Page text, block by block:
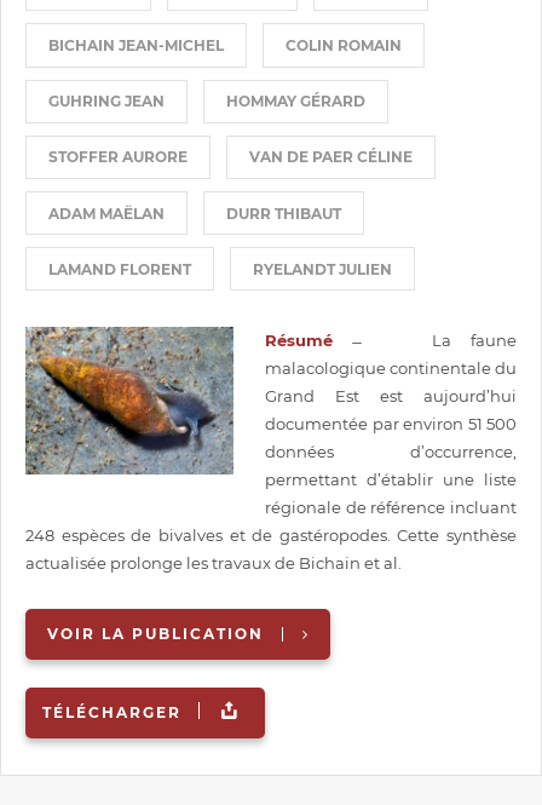
BICHAIN JEAN-MICHEL COLIN ROMAIN
GUHRING JEAN HOMMAY GÉRARD
STOFFER AURORE VAN DE PAER CÉLINE
ADAM MAËLAN DURR THIBAUT
LAMAND FLORENT RYELANDT JULIEN
Résumé ̶ La faune
malacologique continentale du
Grand Est est aujourd’hui
documentée par environ 51 500
données d’occurrence,
permettant d’établir une liste
régionale de référence incluant
248 espèces de bivalves et de gastéropodes. Cette synthèse
actualisée prolonge les travaux de Bichain et al.
VOIR LA PUBLICATION
TÉLÉCHARGER